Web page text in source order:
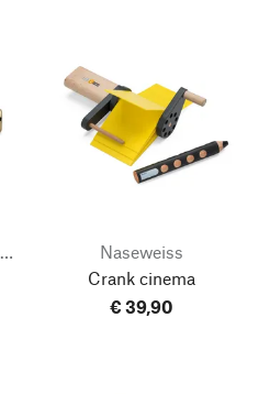
Alexandra Wegmann + Artus Grenacher
Naseweiss
Crank cinema
€ 39,90